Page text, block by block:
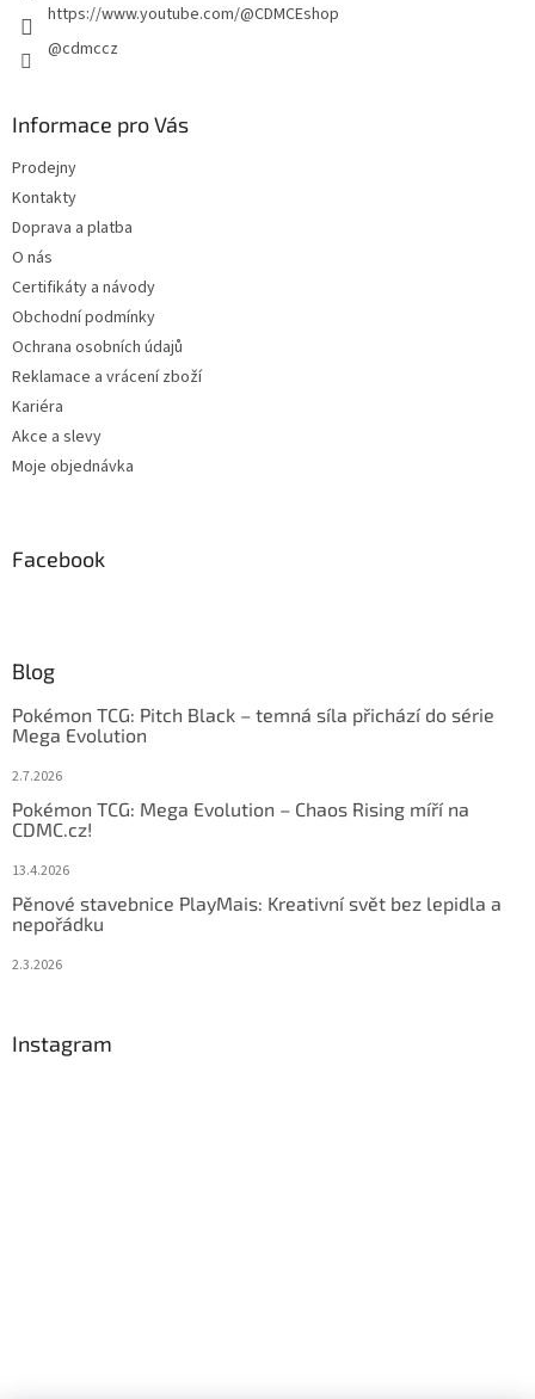
https://www.youtube.com/@CDMCEshop
@cdmccz
Informace pro Vás
Prodejny
Kontakty
Doprava a platba
O nás
Certifikáty a návody
Obchodní podmínky
Ochrana osobních údajů
Reklamace a vrácení zboží
Kariéra
Akce a slevy
Moje objednávka
Facebook
Blog
Pokémon TCG: Pitch Black – temná síla přichází do série
Mega Evolution
2.7.2026
Pokémon TCG: Mega Evolution – Chaos Rising míří na
CDMC.cz!
13.4.2026
Pěnové stavebnice PlayMais: Kreativní svět bez lepidla a
nepořádku
2.3.2026
Instagram